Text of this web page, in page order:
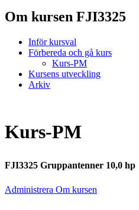
Om kursen FJI3325
Inför kursval
Förbereda och gå kurs
Kurs-PM
Kursens utveckling
Arkiv
Kurs-PM
FJI3325 Gruppantenner 10,0 hp
Administrera Om kursen